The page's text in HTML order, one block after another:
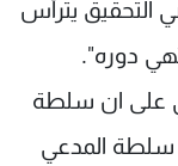
التحقيق يترأس
دوره".
على ان سلطة
سلطة المدعي